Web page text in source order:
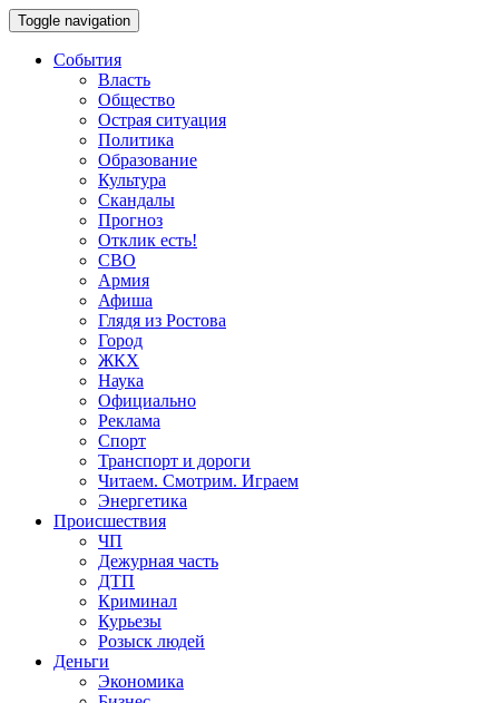
Toggle navigation
События
Власть
Общество
Острая ситуация
Политика
Образование
Культура
Скандалы
Прогноз
Отклик есть!
СВО
Армия
Афиша
Глядя из Ростова
Город
ЖКХ
Наука
Официально
Реклама
Спорт
Транспорт и дороги
Читаем. Смотрим. Играем
Энергетика
Происшествия
ЧП
Дежурная часть
ДТП
Криминал
Курьезы
Розыск людей
Деньги
Экономика